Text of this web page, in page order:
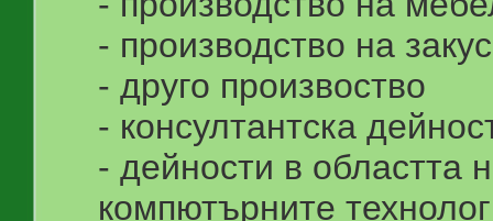
- производство на
- друго произвоство
- консултантска
- дейности в областта
компютърните